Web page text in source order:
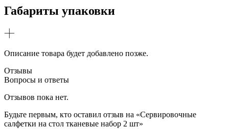
Габариты упаковки
Описание товара будет добавлено позже.
Отзывы
Вопросы и ответы
Отзывов пока нет.
Будьте первым, кто оставил отзыв на «Сервировочные
салфетки на стол тканевые набор 2 шт»